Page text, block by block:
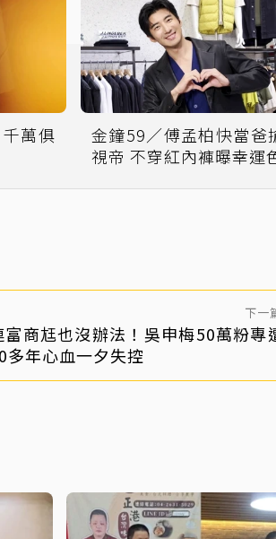
萬俱
金鐘59／傅孟柏快當爸
視帝 不穿紅內褲曝幸運
下一
富商尪也沒辦法！吳申梅50萬粉專
多年心血一夕失控